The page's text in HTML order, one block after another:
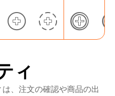
ィ
、注文の確認や商品の出